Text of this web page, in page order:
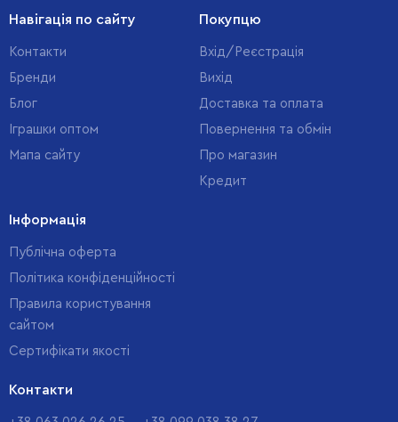
Навігація по сайту
Контакти
Бренди
Блог
Іграшки оптом
Мапа сайту
Покупцю
Вхід/Реєстрація
Вихід
Доставка та оплата
Повернення та обмін
Про магазин
Кредит
Інформація
Публічна оферта
Політика конфіденційності
Правила користування
сайтом
Cертифікати якості
Контакти